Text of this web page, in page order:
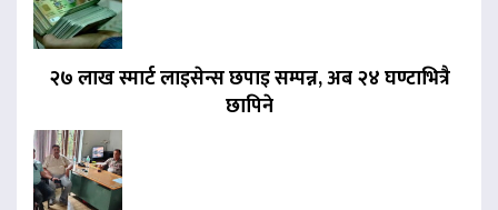
२७ लाख स्मार्ट लाइसेन्स छपाइ सम्पन्न, अब २४ घण्टाभित्रै
छापिने